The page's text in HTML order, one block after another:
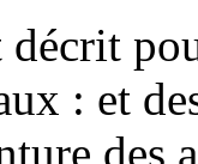
décrit
: et
des